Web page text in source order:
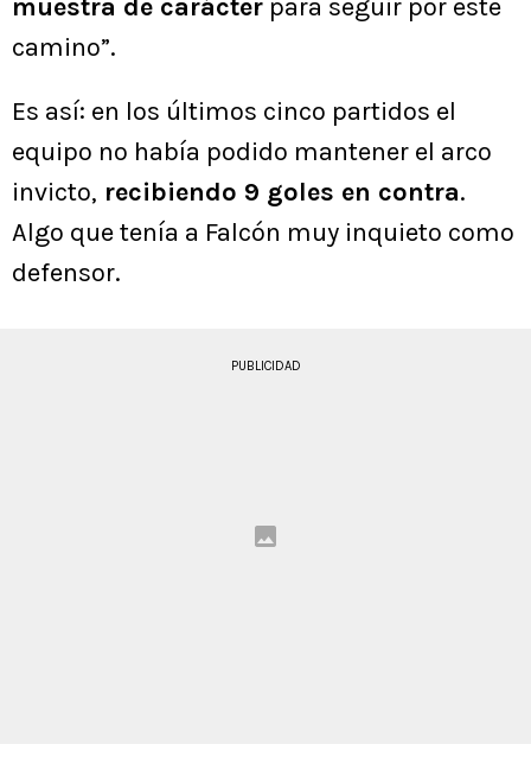
muestra de carácter para seguir por este
camino”.
Es así: en los últimos cinco partidos el
equipo no había podido mantener el arco
invicto, recibiendo 9 goles en contra.
Algo que tenía a Falcón muy inquieto como
defensor.
PUBLICIDAD